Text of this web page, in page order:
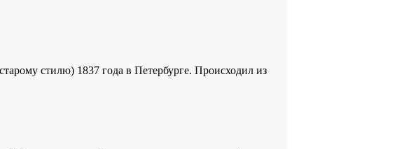
стилю) 1837 года в Петербурге. Происходил из